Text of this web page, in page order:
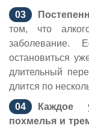
том, что
заболевание.
остановиться
длительный
длится по
Каждое
похмелья и